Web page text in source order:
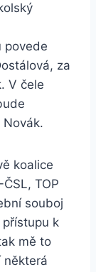
povede
za
V čele
koalice
TOP
souboj
k
mě to
některá